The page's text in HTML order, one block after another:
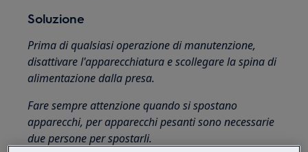
Soluzione
Prima di qualsiasi operazione di manutenzione,
disattivare l'apparecchiatura e scollegare la spina di
alimentazione dalla presa.
Fare sempre attenzione quando si spostano
apparecchi, per apparecchi pesanti sono necessarie
due persone per spostarli.